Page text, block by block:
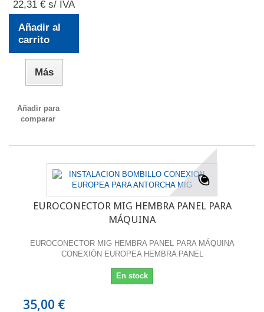
22,31 € s/ IVA
Añadir al
carrito
Más
Añadir para
comparar
EUROCONECTOR MIG HEMBRA PANEL PARA
MÁQUINA
EUROCONECTOR MIG HEMBRA PANEL PARA MÁQUINA
CONEXIÓN EUROPEA HEMBRA PANEL
En stock
35,00 €